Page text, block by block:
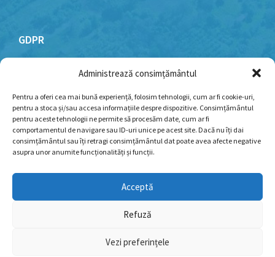
Administrează consimțământul
Pentru a oferi cea mai bună experiență, folosim tehnologii, cum ar fi cookie-uri,
pentru a stoca și/sau accesa informațiile despre dispozitive. Consimțământul
pentru aceste tehnologii ne permite să procesăm date, cum ar fi
comportamentul de navigare sau ID-uri unice pe acest site. Dacă nu îți dai
consimțământul sau îți retragi consimțământul dat poate avea afecte negative
asupra unor anumite funcționalități și funcții.
Acceptă
Refuză
Vezi preferințele
GDPR
Politică cookie-uri
Politica de confidențialitate
Termeni și condiții
© 2026 - Toate drepturile rezervate pentru Primăria